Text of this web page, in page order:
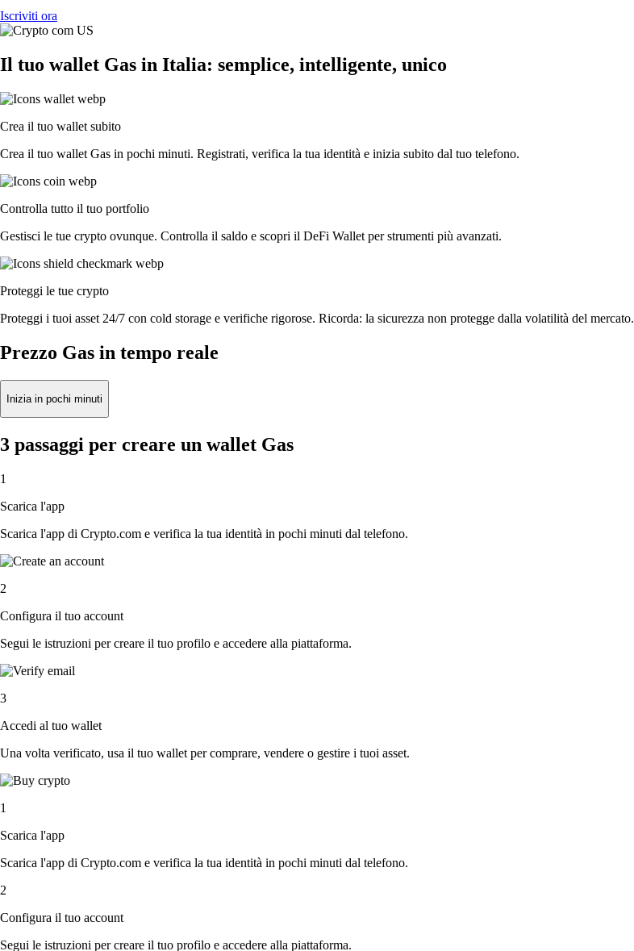
Iscriviti ora
Il tuo wallet Gas in Italia: semplice, intelligente, unico
Crea il tuo wallet subito
Crea il tuo wallet Gas in pochi minuti. Registrati, verifica la tua identità e inizia subito dal tuo telefono.
Controlla tutto il tuo portfolio
Gestisci le tue crypto ovunque. Controlla il saldo e scopri il DeFi Wallet per strumenti più avanzati.
Proteggi le tue crypto
Proteggi i tuoi asset 24/7 con cold storage e verifiche rigorose. Ricorda: la sicurezza non protegge dalla volatilità del mercato.
Prezzo Gas in tempo reale
Inizia in pochi minuti
3 passaggi per creare un wallet Gas
1
Scarica l'app
Scarica l'app di Crypto.com e verifica la tua identità in pochi minuti dal telefono.
2
Configura il tuo account
Segui le istruzioni per creare il tuo profilo e accedere alla piattaforma.
3
Accedi al tuo wallet
Una volta verificato, usa il tuo wallet per comprare, vendere o gestire i tuoi asset.
1
Scarica l'app
Scarica l'app di Crypto.com e verifica la tua identità in pochi minuti dal telefono.
2
Configura il tuo account
Segui le istruzioni per creare il tuo profilo e accedere alla piattaforma.